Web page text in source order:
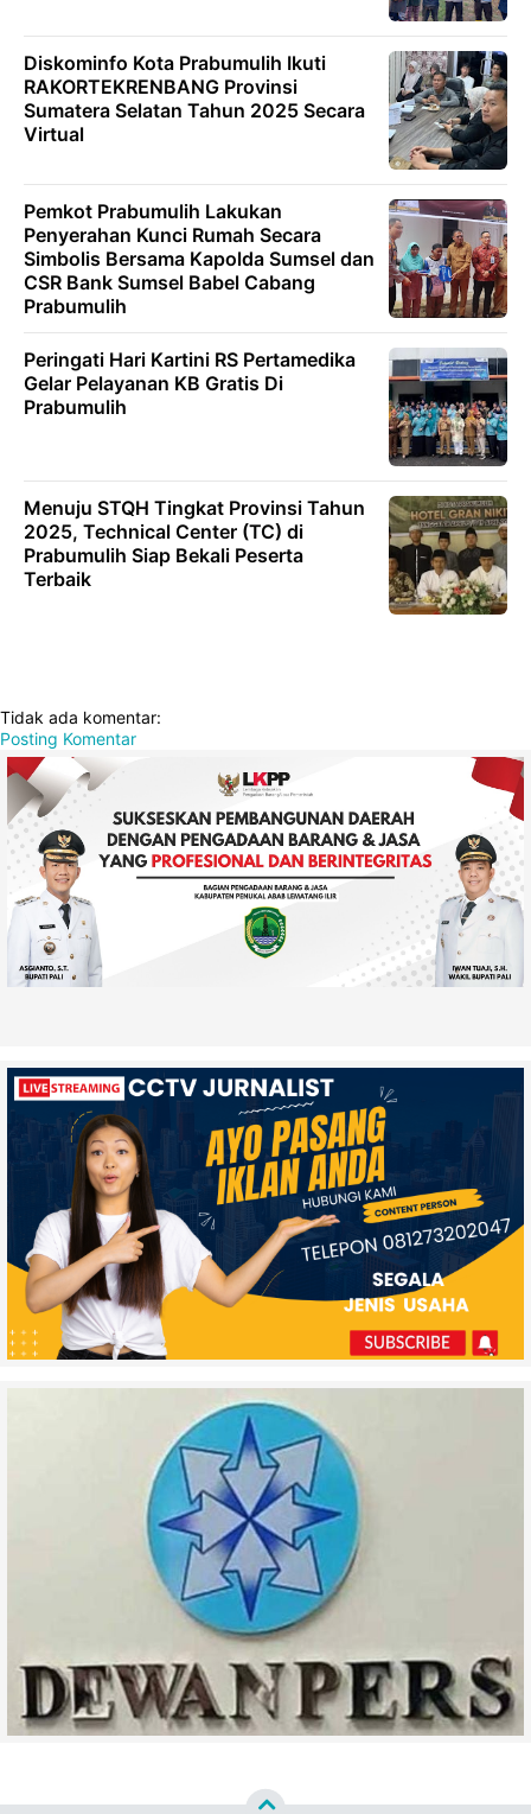
Diskominfo Kota Prabumulih Ikuti
RAKORTEKRENBANG Provinsi
Sumatera Selatan Tahun 2025 Secara
Virtual
Pemkot Prabumulih Lakukan
Penyerahan Kunci Rumah Secara
Simbolis Bersama Kapolda Sumsel dan
CSR Bank Sumsel Babel Cabang
Prabumulih
Peringati Hari Kartini RS Pertamedika
Gelar Pelayanan KB Gratis Di
Prabumulih
Menuju STQH Tingkat Provinsi Tahun
2025, Technical Center (TC) di
Prabumulih Siap Bekali Peserta
Terbaik
Tidak ada komentar:
Posting Komentar